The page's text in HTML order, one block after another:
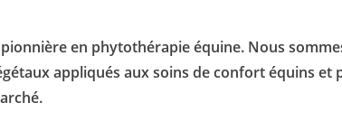
en phytothérapie équine. Nous
appliqués aux soins de confort équins